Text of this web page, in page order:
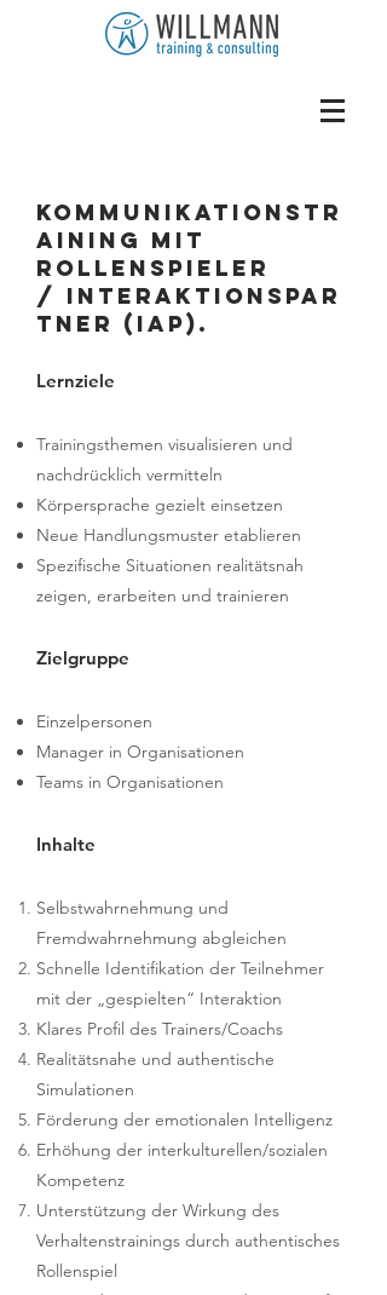
Kommunikationstr
aining mit
Rollenspieler
/ InterAktionsPar
tner (IAP).
Lernziele
Trainingsthemen visualisieren und
nachdrücklich vermitteln
Körpersprache gezielt einsetzen
Neue Handlungsmuster etablieren
Spezifische Situationen realitätsnah
zeigen, erarbeiten und trainieren
Zielgruppe
Einzelpersonen​
Manager in Organisationen
Teams in Organisationen
Inhalte
Selbstwahrnehmung und
Fremdwahrnehmung abgleichen
Schnelle Identifikation der Teilnehmer
mit der „gespielten“ Interaktion
Klares Profil des Trainers/Coachs
Realitätsnahe und authentische
Simulationen
Förderung der emotionalen Intelligenz
Erhöhung der interkulturellen/sozialen
Kompetenz
Unterstützung der Wirkung des
Verhaltenstrainings durch authentisches
Rollenspiel